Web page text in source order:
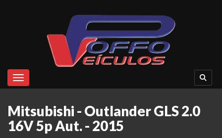
Toggle navigation
Mitsubishi - Outlander GLS 2.0
16V 5p Aut. - 2015